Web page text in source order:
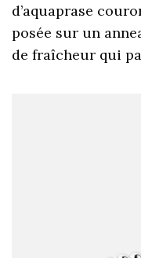
d’aquaprase
posée sur un
de fraîcheur qui